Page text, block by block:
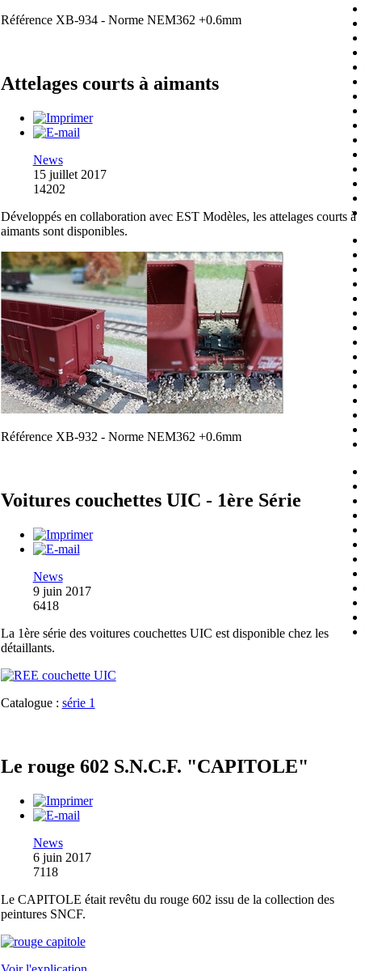
Référence XB-934 - Norme NEM362 +0.6mm
Attelages courts à aimants
News
15 juillet 2017
14202
Développés en collaboration avec EST Modèles, les attelages courts à
aimants sont disponibles.
Référence XB-932 - Norme NEM362 +0.6mm
Voitures couchettes UIC - 1ère Série
News
9 juin 2017
6418
La 1ère série des voitures couchettes UIC est disponible chez les
détaillants.
Catalogue : série 1
Le rouge 602 S.N.C.F. "CAPITOLE"
News
6 juin 2017
7118
Le CAPITOLE était revêtu du rouge 602 issu de la collection des
peintures SNCF.